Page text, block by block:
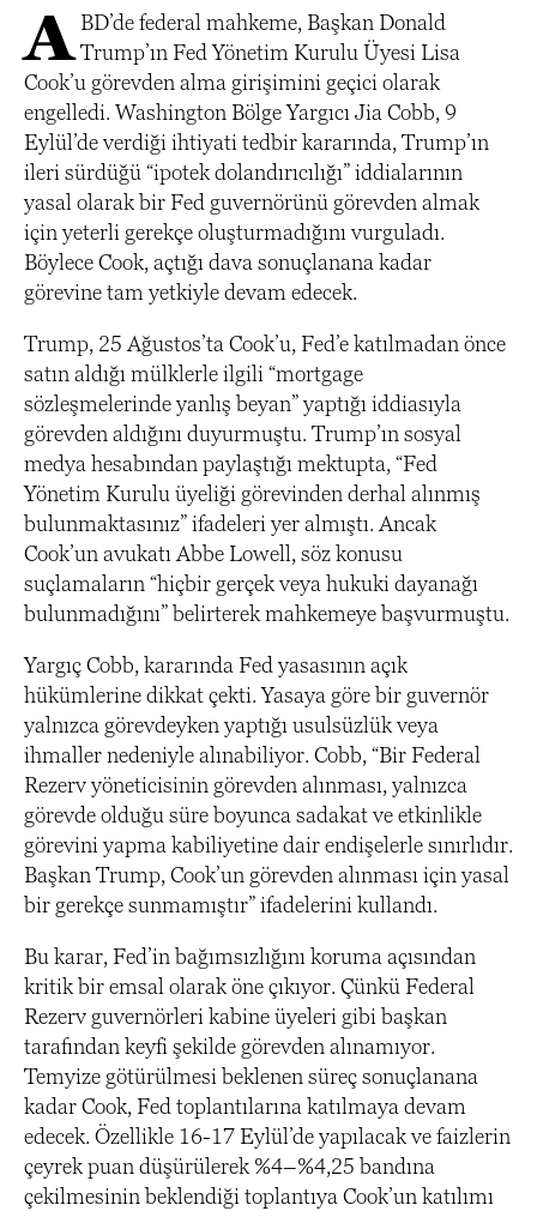
A BD’de federal mahkeme, Başkan Donald
Trump’ın Fed Yönetim Kurulu Üyesi Lisa
Cook’u görevden alma girişimini geçici olarak
engelledi. Washington Bölge Yargıcı Jia Cobb, 9
Eylül’de verdiği ihtiyati tedbir kararında, Trump’ın
ileri sürdüğü “ipotek dolandırıcılığı” iddialarının
yasal olarak bir Fed guvernörünü görevden almak
için yeterli gerekçe oluşturmadığını vurguladı.
Böylece Cook, açtığı dava sonuçlanana kadar
görevine tam yetkiyle devam edecek.
Trump, 25 Ağustos’ta Cook’u, Fed’e katılmadan önce
satın aldığı mülklerle ilgili “mortgage
sözleşmelerinde yanlış beyan” yaptığı iddiasıyla
görevden aldığını duyurmuştu. Trump’ın sosyal
medya hesabından paylaştığı mektupta, “Fed
Yönetim Kurulu üyeliği görevinden derhal alınmış
bulunmaktasınız” ifadeleri yer almıştı. Ancak
Cook’un avukatı Abbe Lowell, söz konusu
suçlamaların “hiçbir gerçek veya hukuki dayanağı
bulunmadığını” belirterek mahkemeye başvurmuştu.
Yargıç Cobb, kararında Fed yasasının açık
hükümlerine dikkat çekti. Yasaya göre bir guvernör
yalnızca görevdeyken yaptığı usulsüzlük veya
ihmaller nedeniyle alınabiliyor. Cobb, “Bir Federal
Rezerv yöneticisinin görevden alınması, yalnızca
görevde olduğu süre boyunca sadakat ve etkinlikle
görevini yapma kabiliyetine dair endişelerle sınırlıdır.
Başkan Trump, Cook’un görevden alınması için yasal
bir gerekçe sunmamıştır” ifadelerini kullandı.
Bu karar, Fed’in bağımsızlığını koruma açısından
kritik bir emsal olarak öne çıkıyor. Çünkü Federal
Rezerv guvernörleri kabine üyeleri gibi başkan
tarafından keyfi şekilde görevden alınamıyor.
Temyize götürülmesi beklenen süreç sonuçlanana
kadar Cook, Fed toplantılarına katılmaya devam
edecek. Özellikle 16-17 Eylül’de yapılacak ve faizlerin
çeyrek puan düşürülerek %4–%4,25 bandına
çekilmesinin beklendiği toplantıya Cook’un katılımı